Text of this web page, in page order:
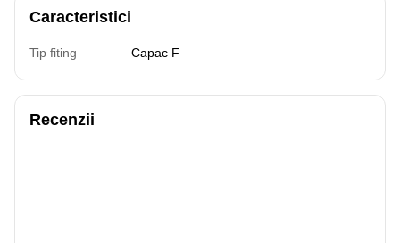
Caracteristici
Tip fiting Capac F
Recenzii